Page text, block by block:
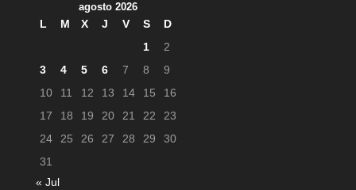
agosto 2026
L M X J V S
D
1
2
3
4 5 6 7 8
9
10
11 12 13 14 15
16
17
18 19 20 21 22
23
24
25 26 27 28 29
30
31
« Jul